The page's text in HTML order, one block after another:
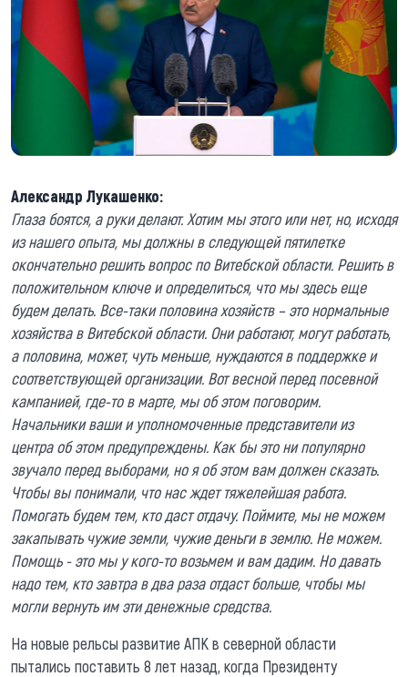
Александр Лукашенко:
Глаза боятся, а руки делают. Хотим мы этого или нет, но, исходя
из нашего опыта, мы должны в следующей пятилетке
окончательно решить вопрос по Витебской области. Решить в
положительном ключе и определиться, что мы здесь еще
будем делать. Все-таки половина хозяйств – это нормальные
хозяйства в Витебской области. Они работают, могут работать,
а половина, может, чуть меньше, нуждаются в поддержке и
соответствующей организации. Вот весной перед посевной
кампанией, где-то в марте, мы об этом поговорим.
Начальники ваши и уполномоченные представители из
центра об этом предупреждены. Как бы это ни популярно
звучало перед выборами, но я об этом вам должен сказать.
Чтобы вы понимали, что нас ждет тяжелейшая работа.
Помогать будем тем, кто даст отдачу. Поймите, мы не можем
закапывать чужие земли, чужие деньги в землю. Не можем.
Помощь - это мы у кого-то возьмем и вам дадим. Но давать
надо тем, кто завтра в два раза отдаст больше, чтобы мы
могли вернуть им эти денежные средства.
На новые рельсы развитие АПК в северной области
пытались поставить 8 лет назад, когда Президенту